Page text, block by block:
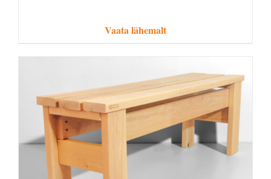
Vaata lähemalt